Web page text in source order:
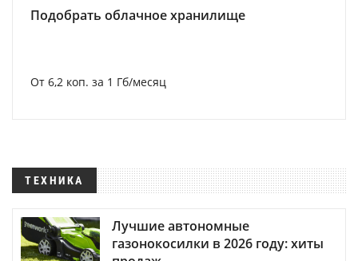
Подобрать облачное хранилище
От 6,2 коп. за 1 Гб/месяц
ТЕХНИКА
Лучшие автономные
газонокосилки в 2026 году: хиты